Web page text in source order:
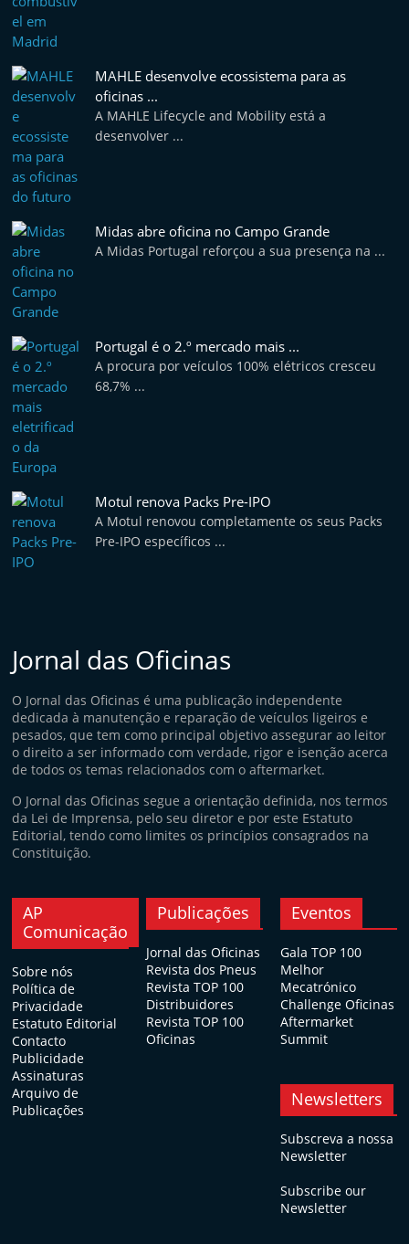
MAHLE desenvolve ecossistema para as
oficinas ...
A MAHLE Lifecycle and Mobility está a
desenvolver ...
Midas abre oficina no Campo Grande
A Midas Portugal reforçou a sua presença na ...
Portugal é o 2.º mercado mais ...
A procura por veículos 100% elétricos cresceu
68,7% ...
Motul renova Packs Pre-IPO
A Motul renovou completamente os seus Packs
Pre-IPO específicos ...
Jornal das Oficinas
O Jornal das Oficinas é uma publicação independente
dedicada à manutenção e reparação de veículos ligeiros e
pesados, que tem como principal objetivo assegurar ao leitor
o direito a ser informado com verdade, rigor e isenção acerca
de todos os temas relacionados com o aftermarket.
O Jornal das Oficinas segue a orientação definida, nos termos
da Lei de Imprensa, pelo seu diretor e por este Estatuto
Editorial, tendo como limites os princípios consagrados na
Constituição.
AP
Comunicação
Sobre nós
Política de
Privacidade
Estatuto Editorial
Contacto
Publicidade
Assinaturas
Arquivo de
Publicações
Publicações
Jornal das Oficinas
Revista dos Pneus
Revista TOP 100
Distribuidores
Revista TOP 100
Oficinas
Eventos
Gala TOP 100
Melhor
Mecatrónico
Challenge Oficinas
Aftermarket
Summit
Newsletters
Subscreva a nossa
Newsletter
Subscribe our
Newsletter